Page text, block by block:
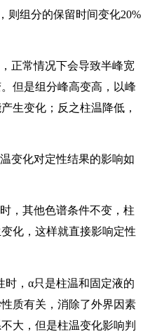
则组分的保留时间变化20%
正常情况下会导致半峰宽
但是组分峰高变高，以峰
生变化；反之柱温降低，
变化对定性结果的影响如
，其他色谱条件不变，柱
化，这样就直接影响定性
，α只是柱温和固定液的
质有关，消除了外界因素
大，但是柱温变化影响判